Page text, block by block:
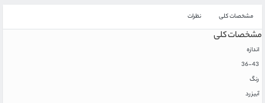
مشخصات کلی نظرات
مشخصات کلی
اندازه
36-43
رنگ
آبیزرد